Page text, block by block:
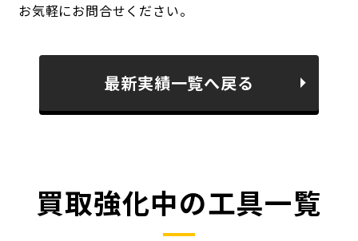
お気軽にお問合せください。
最新実績一覧へ戻る
買取強化中の工具一覧